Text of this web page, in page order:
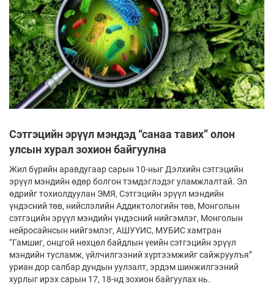
Сэтгэцийн эрүүл мэндэд “санаа тавих” олон
улсын хурал зохион байгуулна
Жил бүрийн аравдугаар сарын 10-ныг Дэлхийн сэтгэцийн
эрүүл мэндийн өдөр болгон тэмдэглэдэг уламжлалтай. Эл
өдрийг тохиолдуулан ЭМЯ, Сэтгэцийн эрүүл мэндийн
үндэсний төв, нийслэлийн Аддиктологийн төв, Монголын
сэтгэцийн эрүүл мэндийн үндэсний нийгэмлэг, Монголын
нейросайнсын нийгэмлэг, АШУҮИС, МУБИС хамтран
“Гамшиг, онцгой нөхцөл байдлын үеийн сэтгэцийн эрүүл
мэндийн тусламж, үйлчилгээний хүртээмжийг сайжруулъя”
уриан дор салбар дундын уулзалт, эрдэм шинжилгээний
хурлыг ирэх сарын 17, 18-нд зохион байгуулах нь.